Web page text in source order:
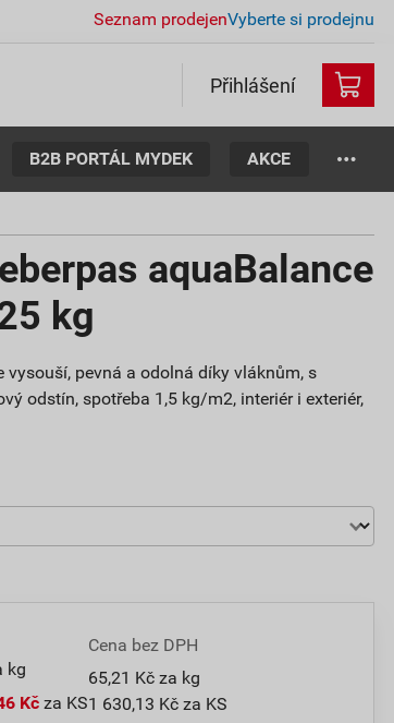
Seznam prodejenVyberte si prodejnu
Přihlášení
B2B PORTÁL MYDEK AKCE
aquaBalance
kg
pevná a odolná díky vláknům, s
odstín, spotřeba 1,5 kg/m2, interiér i exteriér,
kg
Kč za KS
Cena bez DPH
65,21 Kč za kg
1 630,13 Kč za KS